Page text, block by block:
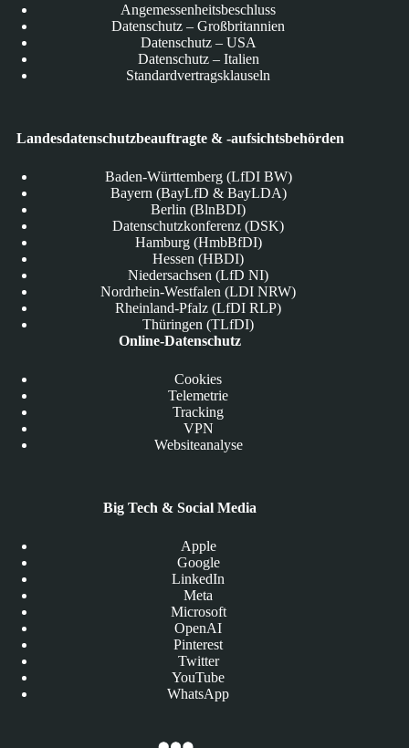
Angemessenheitsbeschluss
Datenschutz – Großbritannien
Datenschutz – USA
Datenschutz – Italien
Standardvertragsklauseln
Landesdatenschutzbeauftragte & -aufsichtsbehörden
Baden-Württemberg (LfDI BW)
Bayern (BayLfD & BayLDA)
Berlin (BlnBDI)
Datenschutzkonferenz (DSK)
Hamburg (HmbBfDI)
Hessen (HBDI)
Niedersachsen (LfD NI)
Nordrhein-Westfalen (LDI NRW)
Rheinland-Pfalz (LfDI RLP)
Thüringen (TLfDI)
Online-Datenschutz
Cookies
Telemetrie
Tracking
VPN
Websiteanalyse
Big Tech & Social Media
Apple
Google
LinkedIn
Meta
Microsoft
OpenAI
Pinterest
Twitter
YouTube
WhatsApp